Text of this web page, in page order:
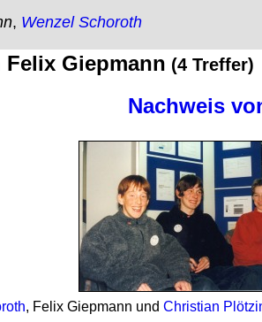
, Wenzel Schoroth
Giepmann (4 Treffer)
Nachweis
, Felix Giepmann und Christian